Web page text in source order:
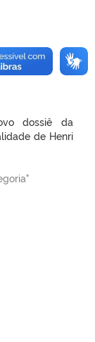
dossiê da
de Henri